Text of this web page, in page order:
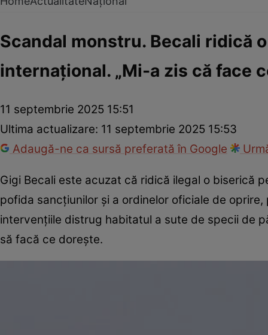
Scandal monstru. Becali ridică
internațional. „Mi-a zis că face
11 septembrie 2025 15:51
Ultima actualizare: 11 septembrie 2025 15:53
Adaugă-ne ca sursă preferată în Google
Gigi Becali este acuzat că ridică ilegal o biserică
pofida sancțiunilor și a ordinelor oficiale de
intervențiile distrug habitatul a sute de specii de
să facă ce dorește.